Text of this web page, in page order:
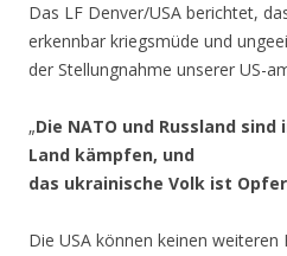
Das LF Denver/USA berichtet,
erkennbar kriegsmüde und
der Stellungnahme unserer US-
„Die NATO und Russland
Land kämpfen, und
das ukrainische Volk ist
Die USA können keinen weiteren